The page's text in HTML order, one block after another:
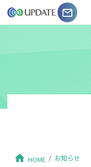
email
home HOME
お知らせ